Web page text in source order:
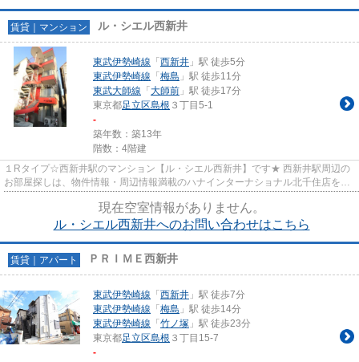
賃貸｜マンション ル・シエル西新井
東武伊勢崎線 「 西新井 」駅 徒歩5分
東武伊勢崎線 「 梅島 」駅 徒歩11分
東武大師線 「 大師前 」駅 徒歩17分
東京都足立区島根 ３丁目5-1
-
築年数：築13年
階数：4階建
１Rタイプ☆西新井駅のマンション【ル・シエル西新井】です★ 西新井駅周辺の
お部屋探しは、物件情報・周辺情報満載のハナインターナショナル北千住店をご
現在空室情報がありません。
ル・シエル西新井へのお問い合わせはこちら
賃貸｜アパート ＰＲＩＭＥ西新井
東武伊勢崎線 「 西新井 」駅 徒歩7分
東武伊勢崎線 「 梅島 」駅 徒歩14分
東武伊勢崎線 「 竹ノ塚 」駅 徒歩23分
東京都足立区島根 ３丁目15-7
-